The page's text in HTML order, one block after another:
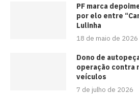
PF marca
por elo entre
Lulinha
18 de maio de 2026
Dono de
operação contra
veículos
7 de julho de 2026